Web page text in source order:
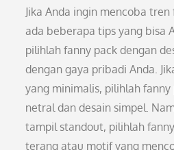
Jika Anda ingin mencoba
ada beberapa tips yang bisa
pilihlah fanny pack dengan
dengan gaya pribadi Anda.
yang minimalis, pilihlah
netral dan desain simpel.
tampil standout, pilihlah
terang atau motif yang